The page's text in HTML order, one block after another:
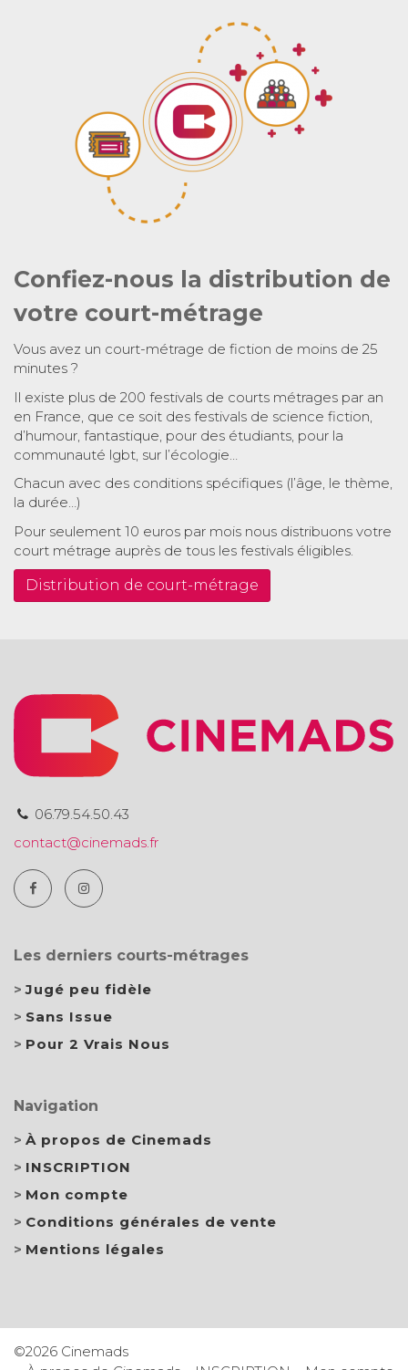
Confiez-nous la distribution de
votre court-métrage
Vous avez un court-métrage de fiction de moins de 25
minutes ?
Il existe plus de 200 festivals de courts métrages par an
en France, que ce soit des festivals de science fiction,
d’humour, fantastique, pour des étudiants, pour la
communauté lgbt, sur l’écologie…
Chacun avec des conditions spécifiques (l’âge, le thème,
la durée…)
Pour seulement 10 euros par mois nous distribuons votre
court métrage auprès de tous les festivals éligibles.
Distribution de court-métrage
06.79.54.50.43
contact@cinemads.fr
Les derniers courts-métrages
Jugé peu fidèle
Sans Issue
Pour 2 Vrais Nous
Navigation
À propos de Cinemads
INSCRIPTION
Mon compte
Conditions générales de vente
Mentions légales
©2026 Cinemads